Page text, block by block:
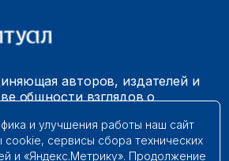
авторов, издателей и
общности взглядов о
Наши книги можно
книготорговых площадках
и улучшения работы наш сайт
cookie, сервисы сбора технических
и «Яндекс.Метрику». Продолжение